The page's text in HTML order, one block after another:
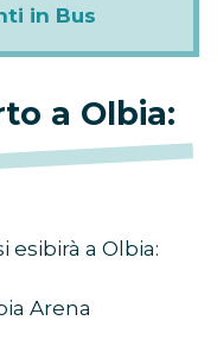
in Bus
a Olbia:
esibirà a Olbia:
Arena